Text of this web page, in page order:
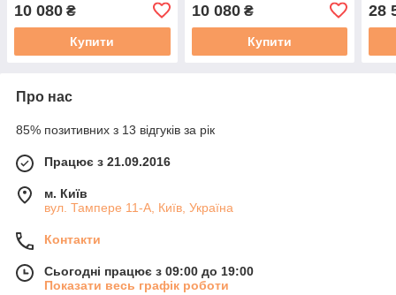
10 080 ₴
Купити
10 080₴
Купити
28
Про нас
85% позитивних з 13 відгуків за рік
Працює з 21.09.2016
м. Київ
вул. Тампере 11-А, Київ, Україна
Контакти
Сьогодні працює з 09:00 до 19:00
Показати весь графік роботи